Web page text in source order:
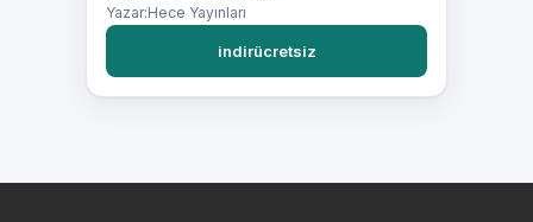
Yazar:Hece Yayınları
indirücretsiz